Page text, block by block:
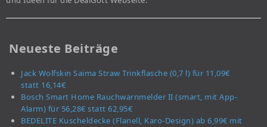
Neueste Beiträge
Jack Wolfskin Saima Straw Trinkflasche (0,7 l) für 11,09€
statt 16,14€
Bosch Smart Home Rauchwarnmelder II (smart, mit App-
Alarm) für 56,28€ statt 62,95€
BEDELITE Kuscheldecke (Flanell, Karo-Design) ab 6,99€ mit